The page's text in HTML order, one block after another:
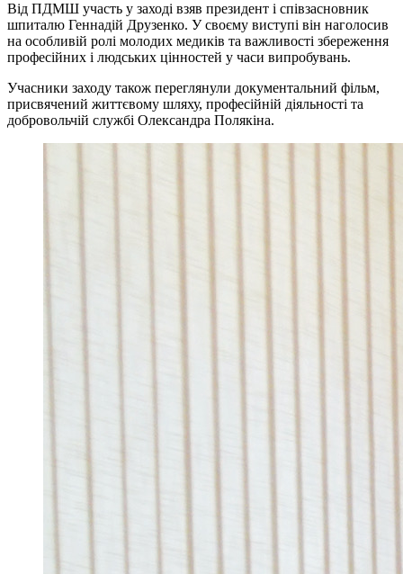
Від ПДМШ участь у заході взяв президент і співзасновник
шпиталю Геннадій Друзенко. У своєму виступі він наголосив
на особливій ролі молодих медиків та важливості збереження
професійних і людських цінностей у часи випробувань.
Учасники заходу також переглянули документальний фільм,
присвячений життєвому шляху, професійній діяльності та
добровольчій службі Олександра Полякіна.